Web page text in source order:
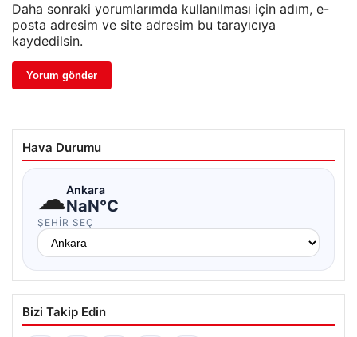
Daha sonraki yorumlarımda kullanılması için adım, e-
posta adresim ve site adresim bu tarayıcıya
kaydedilsin.
Hava Durumu
☁Ankara
NaN°C
ŞEHIR SEÇ
Bizi Takip Edin